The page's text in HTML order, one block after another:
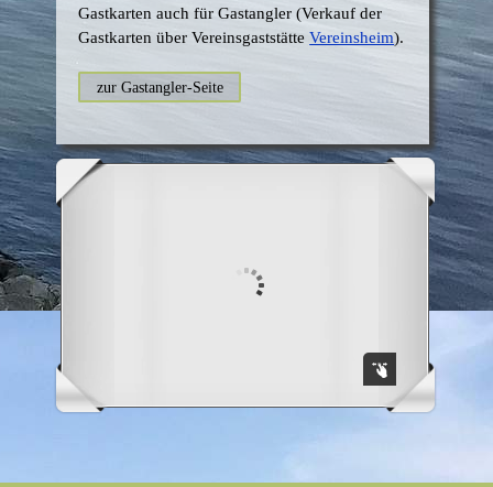
Gastkarten auch für Gastangler (Verkauf der
Gastkarten über VereinsgaststätteVereinsheim).
zur Gastangler-Seite